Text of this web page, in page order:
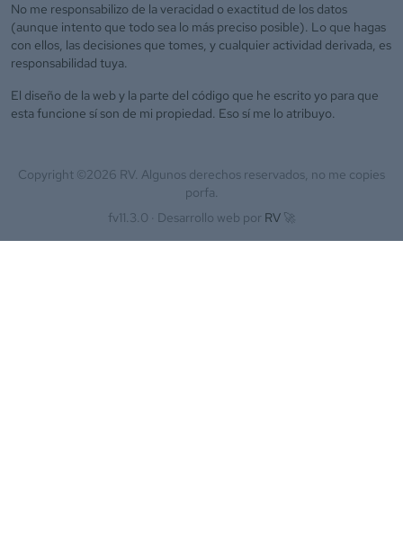
No me responsabilizo de la veracidad o exactitud de los datos
(aunque intento que todo sea lo más preciso posible). Lo que hagas
con ellos, las decisiones que tomes, y cualquier actividad derivada, es
responsabilidad tuya.
El diseño de la web y la parte del código que he escrito yo para que
esta funcione sí son de mi propiedad. Eso sí me lo atribuyo.
Copyright ©2026 RV. Algunos derechos reservados, no me copies
porfa.
fv11.3.0 · Desarrollo web por RV 🚀